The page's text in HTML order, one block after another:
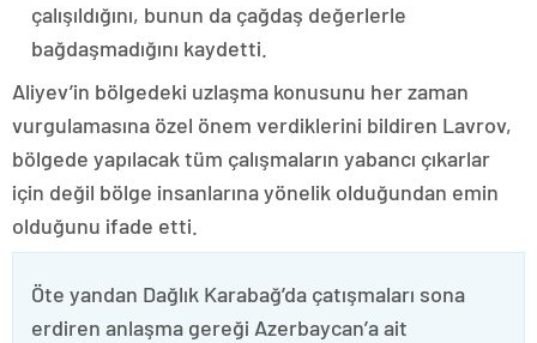
çalışıldığını, bunun da çağdaş değerlerle
bağdaşmadığını kaydetti.
Aliyev’in bölgedeki uzlaşma konusunu her zaman
vurgulamasına özel önem verdiklerini bildiren Lavrov,
bölgede yapılacak tüm çalışmaların yabancı çıkarlar
için değil bölge insanlarına yönelik olduğundan emin
olduğunu ifade etti.
Öte yandan Dağlık Karabağ’da çatışmaları sona
erdiren anlaşma gereği Azerbaycan’a ait